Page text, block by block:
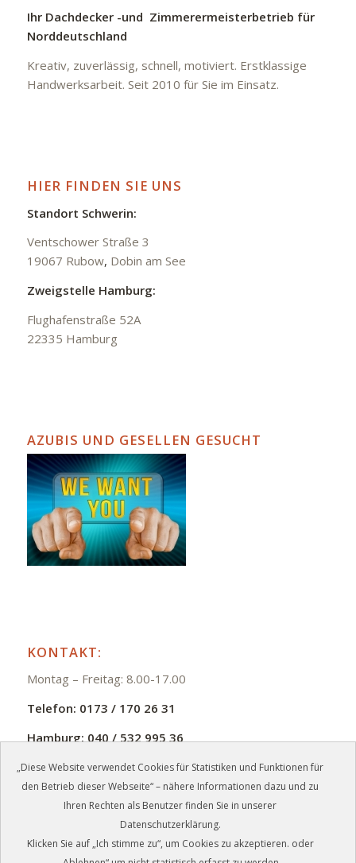
„Diese Website verwendet Cookies für Statistiken und Funktionen für
den Betrieb dieser Webseite“ – nähere Informationen dazu und zu
Ihren Rechten als Benutzer finden Sie in unserer
Datenschutzerklärung.
Klicken Sie auf „Ich stimme zu“, um Cookies zu akzeptieren. oder
Ihr Dachdecker -und Zimmerermeisterbetrieb für
Norddeutschland
Kreativ, zuverlässig, schnell, motiviert. Erstklassige
Handwerksarbeit. Seit 2010 für Sie im Einsatz.
HIER FINDEN SIE UNS
Standort Schwerin:
Ventschower Straße 3
19067 Rubow, Dobin am See
Zweigstelle Hamburg:
Flughafenstraße 52A
22335 Hamburg
AZUBIS UND GESELLEN GESUCHT
KONTAKT:
Montag – Freitag: 8.00-17.00
Telefon: 0173 / 170 26 31
Hamburg: 040 / 532 995 36
E-Mail:info@zmb-jb.de
©2026 - ZMB Meisterbetrieb GmbH, Schwerin + Hamburg